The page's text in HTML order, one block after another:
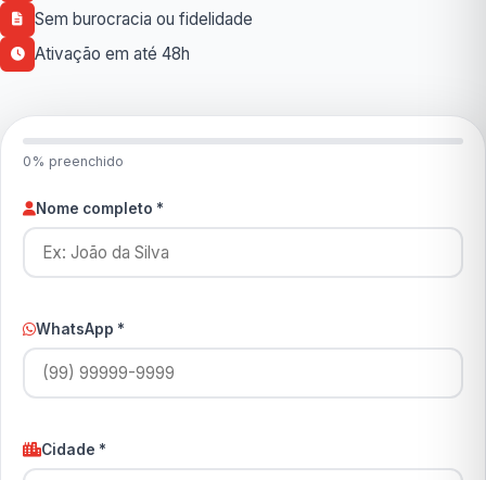
Sem burocracia ou fidelidade
Ativação em até 48h
0% preenchido
Nome completo *
WhatsApp *
Cidade *